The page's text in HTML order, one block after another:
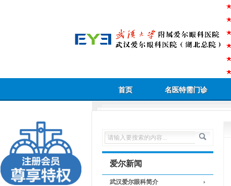
首页 名医特需门诊
爱尔新闻
武汉爱尔眼科简介